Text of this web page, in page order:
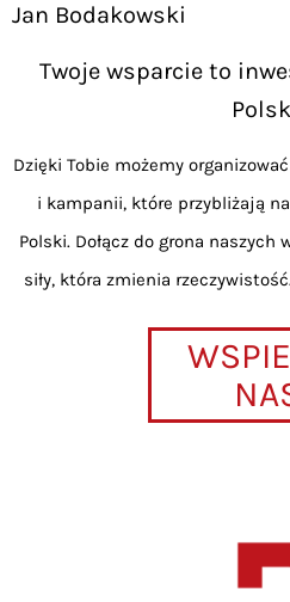
Jan Bodakowski
Twoje wsparcie to
Dzięki Tobie możemy
i kampanii, które przybliżają
Polski. Dołącz do grona
siły, która zmienia